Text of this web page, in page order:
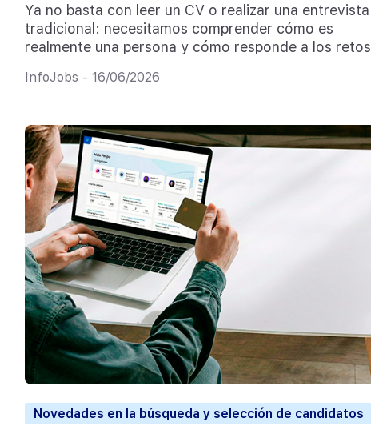
Ya no basta con leer un CV o realizar una entrevista
tradicional: necesitamos comprender cómo es
realmente una persona y cómo responde a los retos
InfoJobs - 16/06/2026
Novedades en la búsqueda y selección de candidatos